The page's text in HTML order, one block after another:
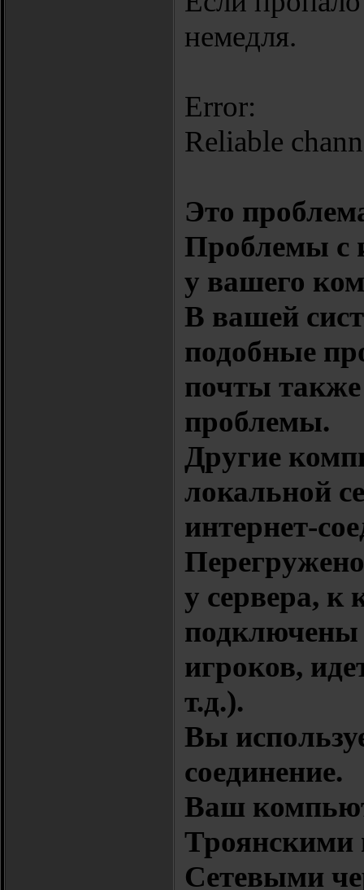
немедля.
Error:
Reliable
Это
Проблемы с
у вашего
В вашей
подобные
почты
проблемы.
Другие
локальной
интернет-
у сервера, к
игроков,
т.д.).
Вы
соединение.
Ваш
Сетевыми